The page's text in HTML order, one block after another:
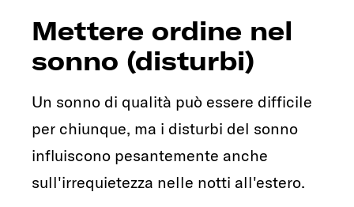
Mettere ordine nel
sonno (disturbi)
Un sonno di qualità può essere difficile
per chiunque, ma i disturbi del sonno
influiscono pesantemente anche
sull'irrequietezza nelle notti all'estero.